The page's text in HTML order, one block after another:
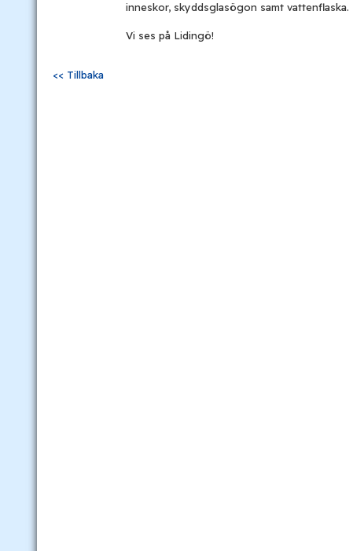
inneskor, skyddsglasögon samt vattenflaska.
Vi ses på Lidingö!
<< Tillbaka